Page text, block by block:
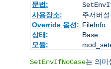
문법:
사용장소:
주서버
Override 옵션: FileInfo
상태:
Base
모듈:
SetEnvIfNoCase는 의미